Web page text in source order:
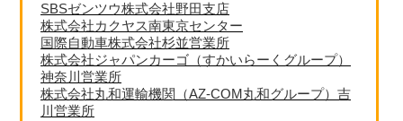
SBSゼンツウ株式会社野田支店
株式会社カクヤス南東京センター
国際自動車株式会社杉並営業所
株式会社ジャパンカーゴ（すかいらーくグループ）
神奈川営業所
株式会社丸和運輸機関（AZ-COM丸和グループ）吉
川営業所